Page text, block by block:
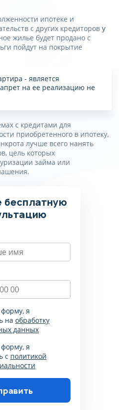
ипотеке и
с других кредиторов у
жилье будет продано с
пойдут на покрытие
- является
на ее реализацию не
с кредитами для
приобретенного в ипотеку,
лучше всего нанять
цель которых
займа или
бесплатную
я
на обработку
данных
я
с политикой
я
наобработку
данных
я
согласитесь на
согласитесь
свяжется наш
на все
вас вопросы
форму, я
на
обработку
форму, я
с политикой
долги
данных,
с политикой
вы помогли
лучше!